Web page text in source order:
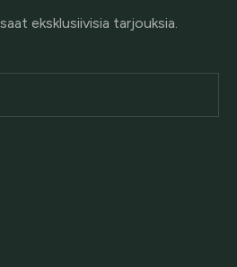
eksklusiivisia tarjouksia.